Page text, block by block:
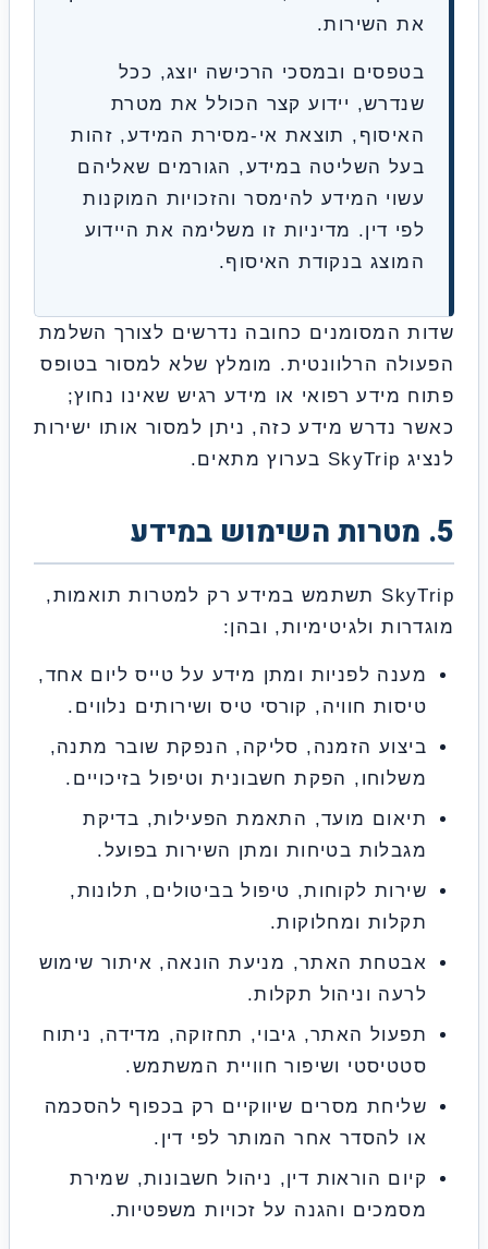
השירות.
ובמסכי הרכישה יוצג, ככל
יידוע קצר הכולל את מטרת
תוצאת אי-מסירת המידע, זהות
השליטה במידע, הגורמים שאליהם
המידע להימסר והזכויות המוקנות
דין. מדיניות זו משלימה את היידוע
בנקודת האיסוף.
המסומנים כחובה נדרשים לצורך השלמת
הרלוונטית. מומלץ שלא למסור בטופס
מידע רפואי או מידע רגיש שאינו נחוץ;
נדרש מידע כזה, ניתן למסור אותו ישירות
SkyTrip תשתמש במידע רק למטרות תואמות,
ולגיטימיות, ובהן:
לפניות ומתן מידע על טייס ליום אחד,
חוויה, קורסי טיס ושירותים נלווים.
הזמנה, סליקה, הנפקת שובר מתנה,
הפקת חשבונית וטיפול בזיכויים.
מועד, התאמת הפעילות, בדיקת
בטיחות ומתן השירות בפועל.
לקוחות, טיפול בביטולים, תלונות,
ומחלוקות.
האתר, מניעת הונאה, איתור שימוש
וניהול תקלות.
האתר, גיבוי, תחזוקה, מדידה, ניתוח
ושיפור חוויית המשתמש.
מסרים שיווקיים רק בכפוף להסכמה
להסדר אחר המותר לפי דין.
הוראות דין, ניהול חשבונות, שמירת
והגנה על זכויות משפטיות.